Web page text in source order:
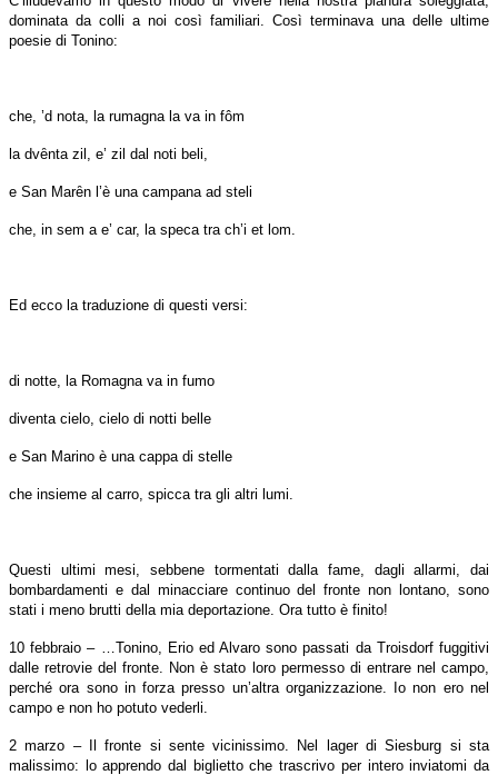
dominata da colli a noi così familiari. Così terminava una delle ultime
poesie di Tonino:
che, ’d nota, la rumagna la va in fôm
la dvȇnta zil, e’ zil dal noti beli,
e San Marȇn l’è una campana ad steli
che, in sem a e’ car, la speca tra ch’i et lom.
Ed ecco la traduzione di questi versi:
di notte, la Romagna va in fumo
diventa cielo, cielo di notti belle
e San Marino è una cappa di stelle
che insieme al carro, spicca tra gli altri lumi.
Questi ultimi mesi, sebbene tormentati dalla fame, dagli allarmi, dai
bombardamenti e dal minacciare continuo del fronte non lontano, sono
stati i meno brutti della mia deportazione. Ora tutto è finito!
10 febbraio – …Tonino, Erio ed Alvaro sono passati da Troisdorf fuggitivi
dalle retrovie del fronte. Non è stato loro permesso di entrare nel campo,
perché ora sono in forza presso un’altra organizzazione. Io non ero nel
campo e non ho potuto vederli.
2 marzo – Il fronte si sente vicinissimo. Nel lager di Siesburg si sta
malissimo: lo apprendo dal biglietto che trascrivo per intero inviatomi da